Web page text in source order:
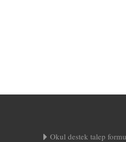
Okul destek talep formu